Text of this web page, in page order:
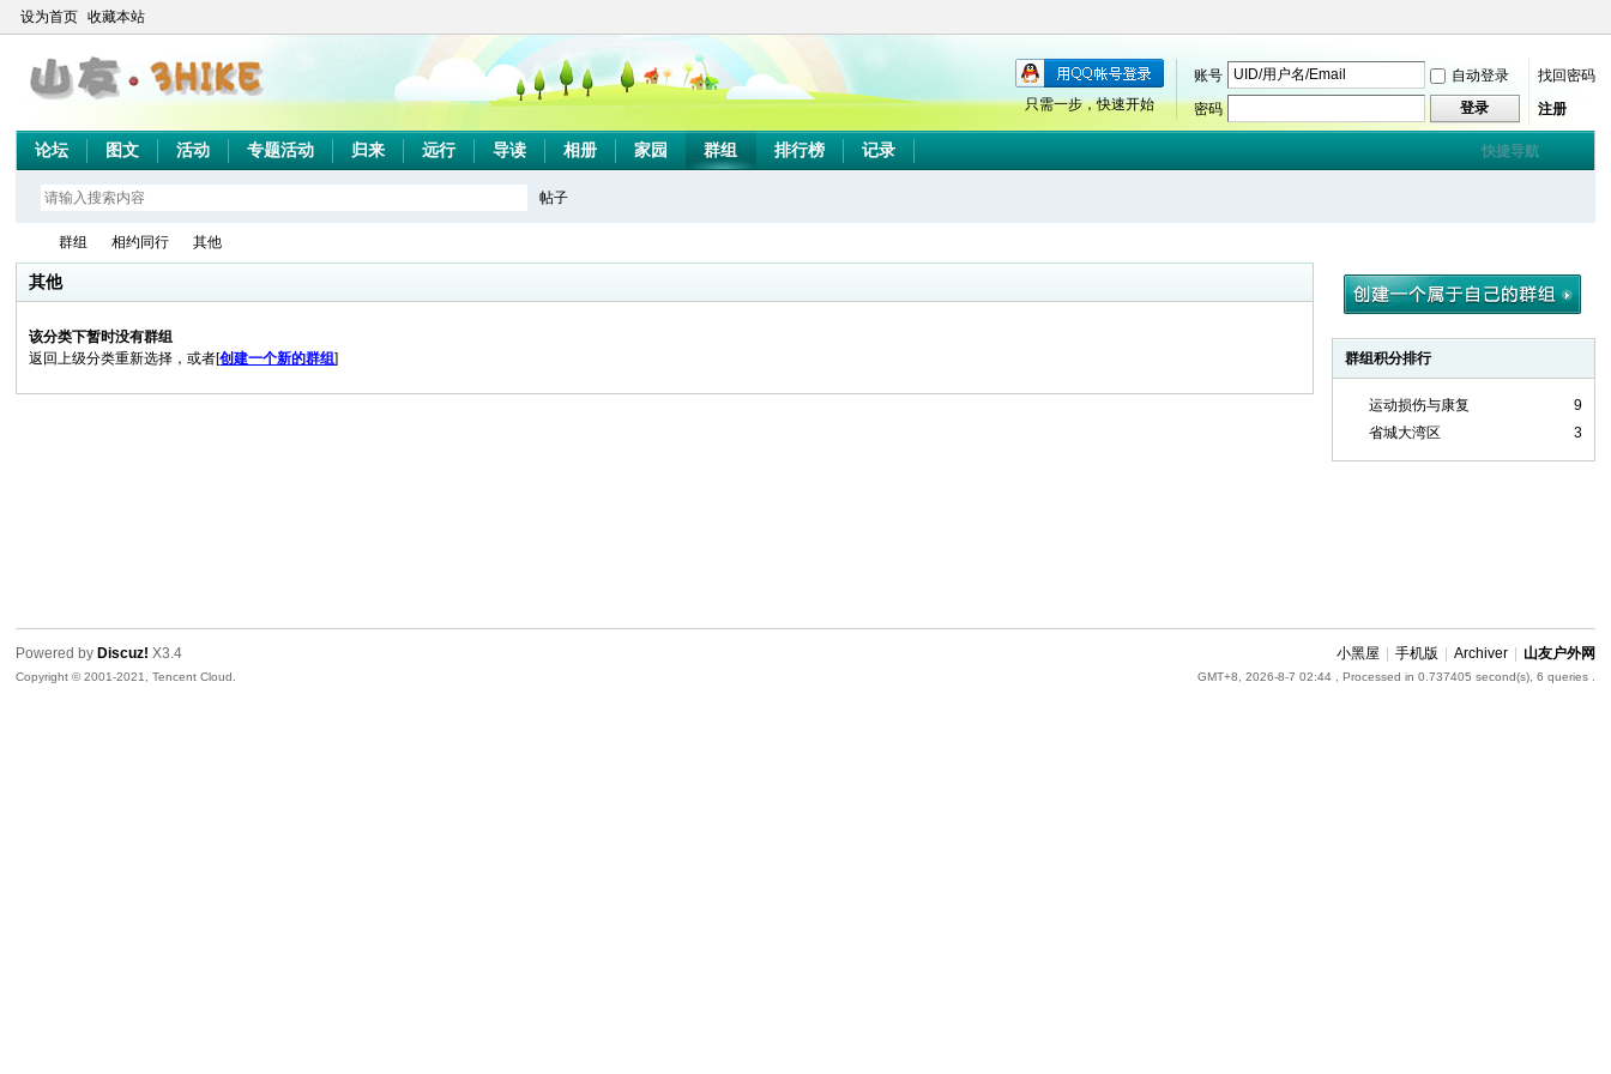
设为首页 收藏本站
账号 自动登录
找回密码
密码
登录 注册
只需一步，快速开始
快捷导航
论坛 图文 活动 专题活动 归来 远行 导读 相册 家园 群组 排行榜 记录
帖子
山 ›
群组
›
相约同行
›
其他
其他
该分类下暂时没有群组
返回上级分类重新选择，或者[创建一个新的群组] 群组积分排行
9
运动损伤与康复
3
省城大湾区
小黑屋 手机版 Archiver 山友户外网
GMT+8, 2026-8-7 02:44, Processed in 0.737405 second(s), 6 queries .
Powered by Discuz! X3.4
Copyright © 2001-2021, Tencent Cloud.